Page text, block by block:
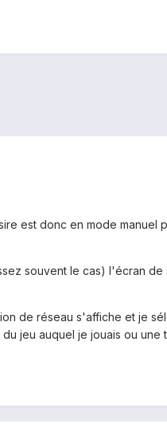
est donc en mode manuel
souvent le cas) l'écran de
de réseau s'affiche et je
jeu auquel je jouais ou une